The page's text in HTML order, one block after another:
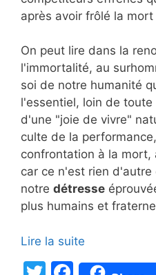
après avoir frôlé la
On peut lire dans la
l'immortalité, au
soi de notre humanité
l'essentiel, loin de
d'une "joie de vivre"
culte de la
confrontation à la mort,
car ce n'est rien
notre détresse
plus humains et
Lire la suite